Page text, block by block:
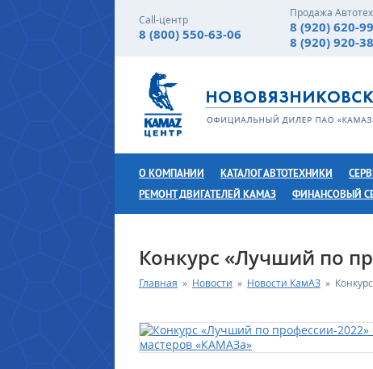
Call-центр
8 (800) 550-63-06
Продажа
8 (920) 620-
8 (920) 920-
О КОМПАНИИ КАТАЛОГ АВТОТЕХНИКИ
РЕМОНТ ДВИГАТЕЛЕЙ КАМАЗ
ФИНАНСОВЫЙ
Конкурс «Лучший по
Главная » Новости » Новости КамАЗ »